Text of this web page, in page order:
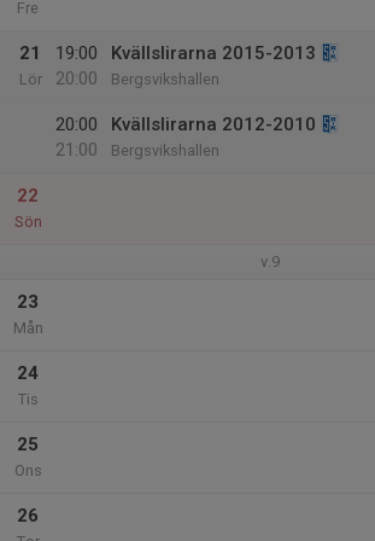
Fre
21
Lör
19:00
20:00
Kvällslirarna 2015-2013
Bergsvikshallen
20:00
21:00
Kvällslirarna 2012-2010
Bergsvikshallen
22
Sön
v.9
23
Mån
24
Tis
25
Ons
26